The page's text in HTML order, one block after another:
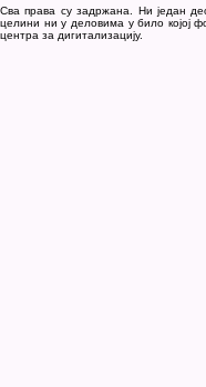
Сва права су задржана. Ни један
целини ни у деловима у било којој
центра за дигитализацију.